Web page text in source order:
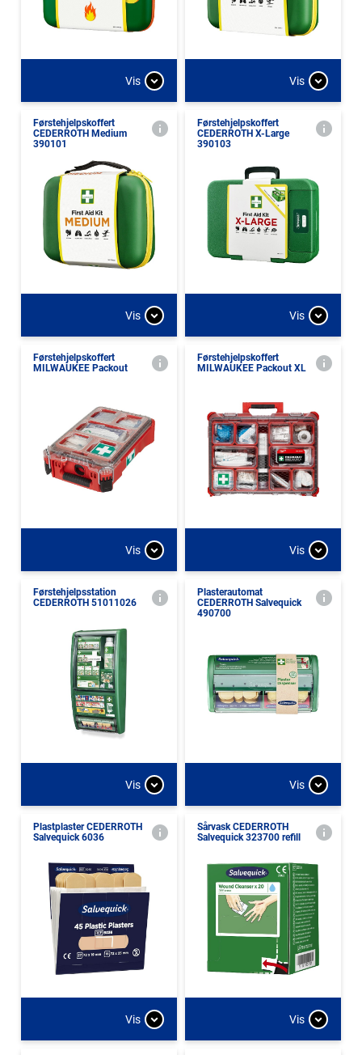
Vis Vis
Førstehjelpskoffert
CEDERROTH Medium
390101
Vis
Førstehjelpskoffert
CEDERROTH X-Large
390103
Vis
Førstehjelpskoffert
MILWAUKEE Packout
Vis
Førstehjelpskoffert
MILWAUKEE Packout XL
Vis
Førstehjelpsstation
CEDERROTH 51011026
Vis
Plasterautomat
CEDERROTH Salvequick
490700
Vis
Plastplaster CEDERROTH
Salvequick 6036
Vis
Sårvask CEDERROTH
Salvequick 323700 refill
Vis